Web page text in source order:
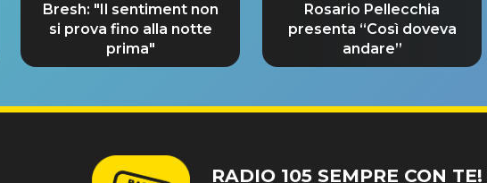
Bresh: "Il sentiment non
si prova fino alla notte
prima"
Rosario Pellecchia
presenta “Così doveva
andare”
RADIO 105 SEMPRE CON TE!